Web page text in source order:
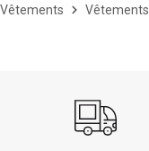
Vêtements Vêtements